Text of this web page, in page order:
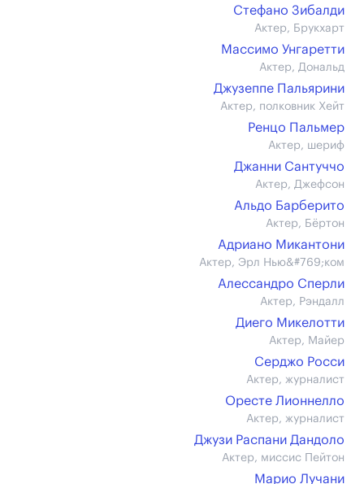
Стефано Зибалди
Актер, Брукхарт
Массимо Унгаретти
Актер, Дональд
Джузеппе Пальярини
Актер, полковник Хейт
Ренцо Пальмер
Актер, шериф
Джанни Сантуччо
Актер, Джефсон
Альдо Барберито
Актер, Бёртон
Адриано Микантони
Актер, Эрл Нью&#769;ком
Алессандро Сперли
Актер, Рэндалл
Диего Микелотти
Актер, Майер
Серджо Росси
Актер, журналист
Оресте Лионнелло
Актер, журналист
Джузи Распани Дандоло
Актер, миссис Пейтон
Марио Лучани